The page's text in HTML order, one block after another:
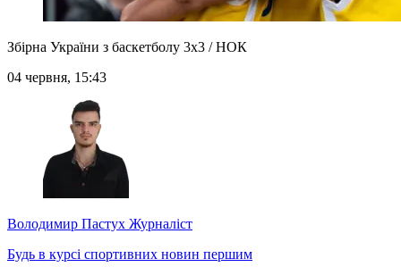
Збірна України з баскетболу 3х3 / НОК
04 червня, 15:43
Володимир Пастух Журналіст
Будь в курсі спортивних новин першим